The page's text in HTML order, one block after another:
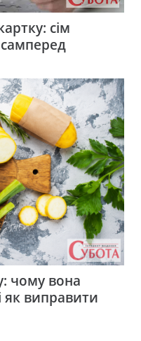
сім
чому вона
як виправити